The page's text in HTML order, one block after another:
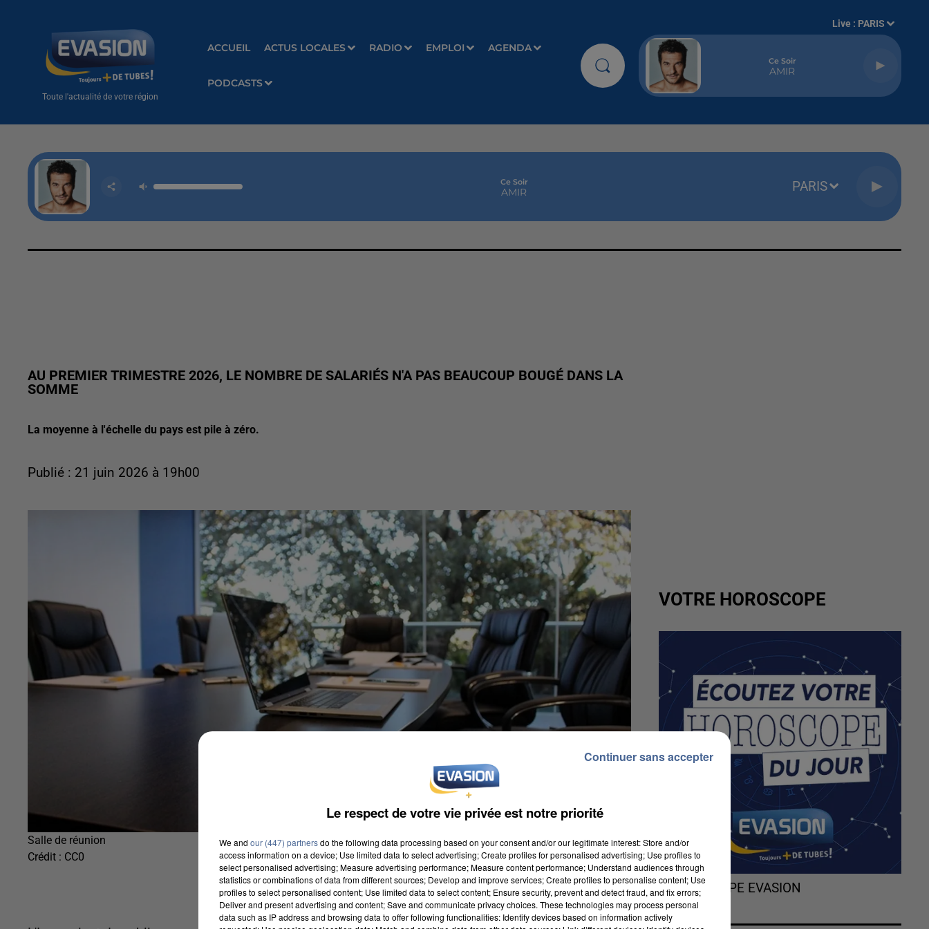
Toute l'actualité de votre région
ACCUEIL ACTUS LOCALES RADIO EMPLOI AGENDA
PODCASTS
Live : PARIS
Ce Soir
AMIR
Ce Soir
AMIR PARIS
AU PREMIER TRIMESTRE 2026, LE NOMBRE DE SALARIÉS N'A PAS BEAUCOUP BOUGÉ DANS LA
SOMME
La moyenne à l'échelle du pays est pile à zéro.
Publié : 21 juin 2026 à 19h00
Salle de réunion
Crédit : CC0
VOTRE HOROSCOPE
L'HOROSCOPE EVASION
Le respect de votre vie privée est notre priorité
We and our (447) partnersdo the following data processing based on your consent and/or our legitimate interest: Store and/or
access information on a device; Use limited data to select advertising; Create profiles for personalised advertising; Use profiles to
select personalised advertising; Measure advertising performance; Measure content performance; Understand audiences through
statistics or combinations of data from different sources; Develop and improve services; Create profiles to personalise content; Use
profiles to select personalised content; Use limited data to select content; Ensure security, prevent and detect fraud, and fix errors;
Deliver and present advertising and content; Save and communicate privacy choices. These technologies may process personal
data such as IP address and browsing data to offer following functionalities: Identify devices based on information actively
Continuer sans accepter